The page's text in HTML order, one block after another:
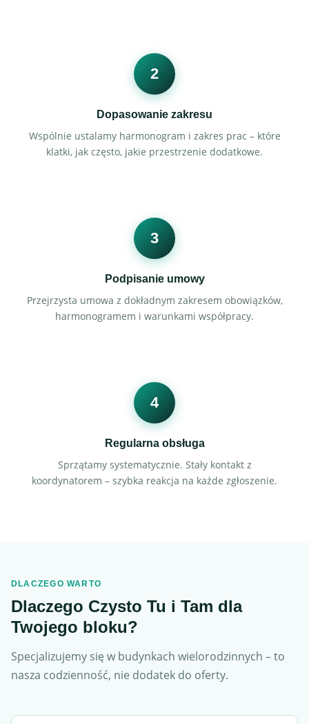
2
Dopasowanie zakresu
Wspólnie ustalamy harmonogram i zakres prac – które
klatki, jak często, jakie przestrzenie dodatkowe.
3
Podpisanie umowy
Przejrzysta umowa z dokładnym zakresem obowiązków,
harmonogramem i warunkami współpracy.
4
Regularna obsługa
Sprzątamy systematycznie. Stały kontakt z
koordynatorem – szybka reakcja na każde zgłoszenie.
DLACZEGO WARTO
Dlaczego Czysto Tu i Tam dla
Twojego bloku?
Specjalizujemy się w budynkach wielorodzinnych – to
nasza codzienność, nie dodatek do oferty.